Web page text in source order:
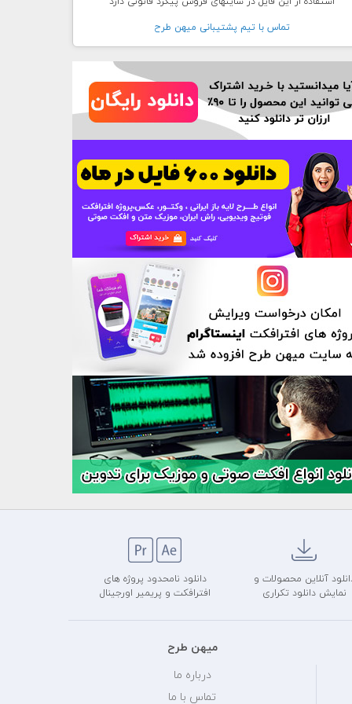
تماس با تيم پشتيبانی ميهن طرح
آنلاین محصولات و
نمایش دانلود تکراری
دانلود نامحدود پروژه های
افترافکت و پریمیر اورجینال
میهن طرح
درباره ما
تماس با ما